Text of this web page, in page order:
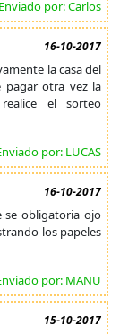
Enviado por: Carlos
16-10-2017
la casa del
pagar otra vez la
el sorteo
por: LUCAS
16-10-2017
se obligatoria ojo
los papeles
por: MANU
15-10-2017